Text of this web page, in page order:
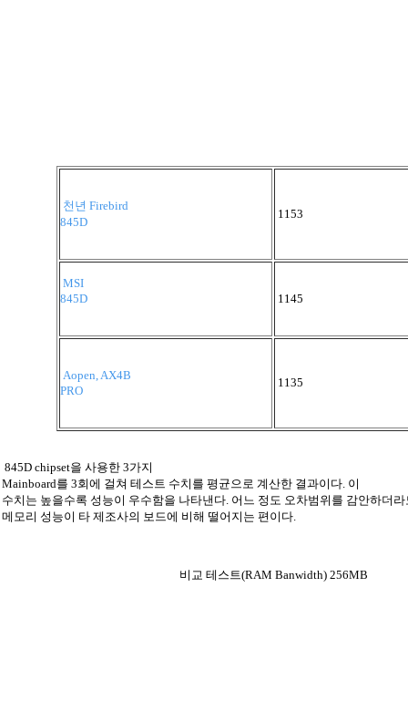
천년 Firebird
845D
1153
MSI
845D
1145
Aopen, AX4B
PRO
1135
845D chipset을 사용한 3가지
Mainboard를 3회에 걸쳐 테스트 수치를 평균으로 계산한 결과이다. 이
수치는 높을수록 성능이 우수함을 나타낸다. 어느 정도 오차범위를 감안하더라
메모리 성능이 타 제조사의 보드에 비해 떨어지는 편이다.
비교 테스트(RAM Banwidth) 256MB